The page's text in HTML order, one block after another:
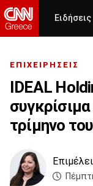
Ειδήσεις
ΕΠΙΧΕΙΡΗΣΕΙΣ
IDEAL
τρίμηνο